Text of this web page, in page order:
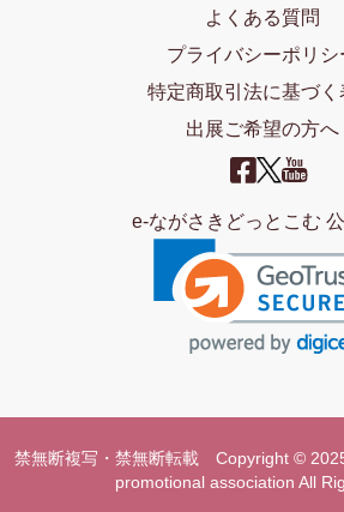
よくある質問
プライバシーポリシ
特定商取引法に基づく
出展ご希望の方へ
e-ながさきどっとこむ
禁無断複写・禁無断転載 Copyright ©
promotional association All